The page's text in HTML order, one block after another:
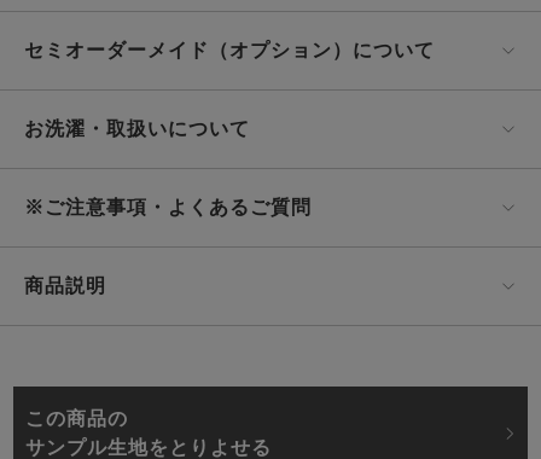
セミオーダーメイド（オプション）について
お洗濯・取扱いについて
※ご注意事項・よくあるご質問
商品説明
この商品の
サンプル生地をとりよせる